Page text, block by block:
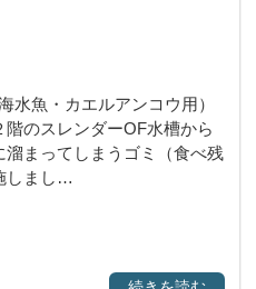
水魚・カエルアンコウ用）
のスレンダーOF水槽から
まってしまうゴミ（食べ残
しまし…